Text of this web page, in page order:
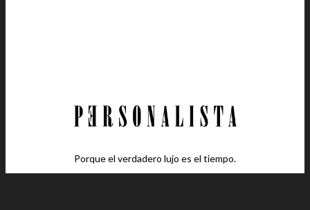
Porque el verdadero lujo es el tiempo.